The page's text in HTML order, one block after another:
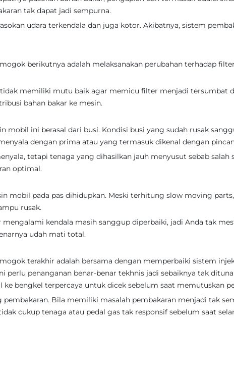
tak dapat jadi sempurna.
udara terkendala dan juga kotor. Akibatnya, sistem
berikutnya adalah melaksanakan perubahan terhadap
memiliki mutu baik agar memicu filter menjadi tersumbat
bahan bakar ke mesin.
mobil ini berasal dari busi. Kondisi busi yang sudah rusak
dengan prima atau yang termasuk dikenal dengan
tetapi tenaga yang dihasilkan jauh menyusut sebab salah
optimal.
mobil pada pas dihidupkan. Meski terhitung slow moving
rusak.
kendala masih sanggup diperbaiki, jadi Anda tak
udah mati total.
terakhir adalah bersama dengan memperbaiki sistem
perlu penanganan benar-benar tekhnis jadi sebaiknya tak
bengkel terpercaya untuk dicek sebelum saat memutuskan
Bila memiliki masalah pembakaran menjadi tak
cukup tenaga atau pedal gas tak responsif sebelum saat